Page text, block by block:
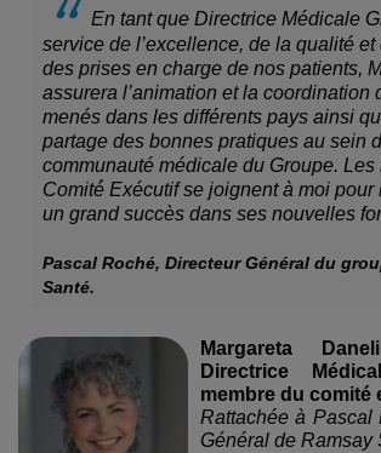
En tant que Directrice Médicale
service de l’excellence, de la qualité
des prises en charge de nos patients,
assurera l’animation et la coordination
menés dans les différents pays ainsi
partage des bonnes pratiques au sein
communauté médicale du Groupe. Les
Comité́ Exécutif se joignent à moi pour
un grand succès dans ses nouvelles
Pascal Roché, Directeur Général du
Santé.
Margareta
Directrice
membre du comité
Rattachée à Pascal
Général de Ramsay